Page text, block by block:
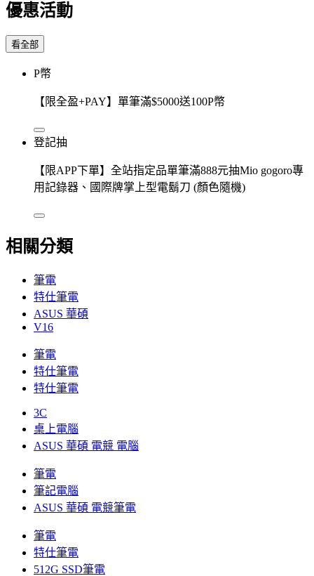
優惠活動
看全部
P幣
【限全盈+PAY】單筆滿$5000送100P幣
登記抽
【限APP下單】全站指定品單筆滿888元抽Mio gogoro專
用記錄器、國際牌掌上型電鬍刀 (顏色隨機)
相關分類
筆電
特仕筆電
ASUS 華碩
V16
筆電
特仕筆電
特仕筆電
3C
桌上電腦
ASUS 華碩 電競 電腦
筆電
筆記電腦
ASUS 華碩 電競筆電
筆電
特仕筆電
512G SSD筆電